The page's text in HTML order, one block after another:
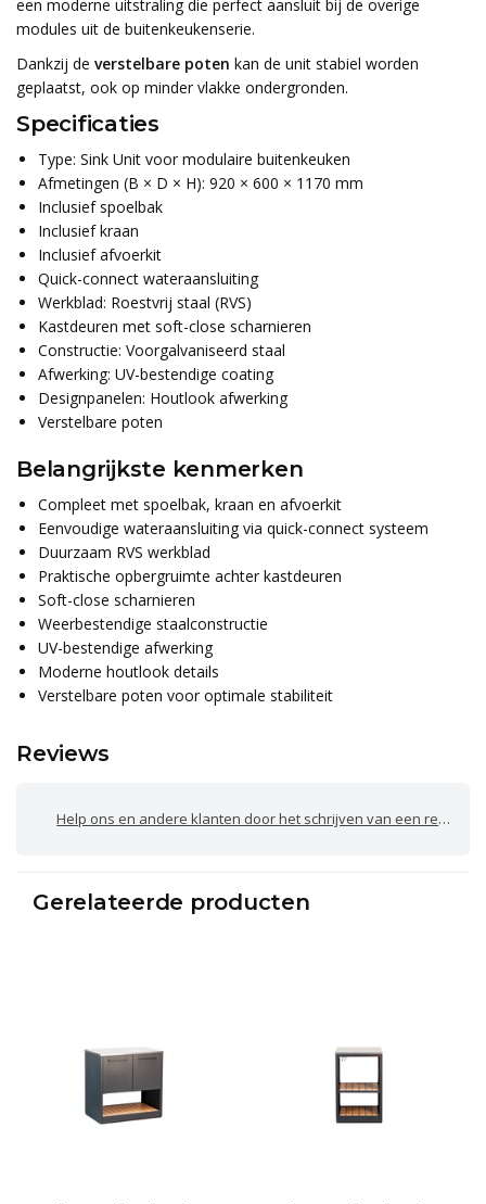
een moderne uitstraling die perfect aansluit bij de overige
modules uit de buitenkeukenserie.
Dankzij de verstelbare poten kan de unit stabiel worden
geplaatst, ook op minder vlakke ondergronden.
Specificaties
Type: Sink Unit voor modulaire buitenkeuken
Afmetingen (B × D × H): 920 × 600 × 1170 mm
Inclusief spoelbak
Inclusief kraan
Inclusief afvoerkit
Quick-connect wateraansluiting
Werkblad: Roestvrij staal (RVS)
Kastdeuren met soft-close scharnieren
Constructie: Voorgalvaniseerd staal
Afwerking: UV-bestendige coating
Designpanelen: Houtlook afwerking
Verstelbare poten
Belangrijkste kenmerken
Compleet met spoelbak, kraan en afvoerkit
Eenvoudige wateraansluiting via quick-connect systeem
Duurzaam RVS werkblad
Praktische opbergruimte achter kastdeuren
Soft-close scharnieren
Weerbestendige staalconstructie
UV-bestendige afwerking
Moderne houtlook details
Verstelbare poten voor optimale stabiliteit
Reviews
Help ons en andere klanten door het schrijven van een review
Gerelateerde producten